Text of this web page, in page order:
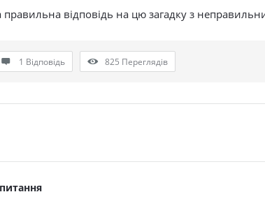
правильна відповідь на цю загадку з
1 Відповідь 825 Переглядів